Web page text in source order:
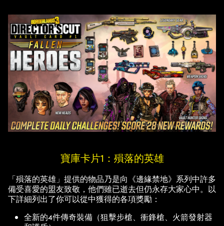
寶庫卡片1：殞落的英雄
「殞落的英雄」提供的物品乃是向《邊緣禁地》系列中許多
備受喜愛的盟友致敬，他們雖已逝去但仍永存大家心中。以
下詳細列出了你可以從中獲得的各項獎勵：
全新的4件傳奇裝備（狙擊步槍、衝鋒槍、火箭發射器